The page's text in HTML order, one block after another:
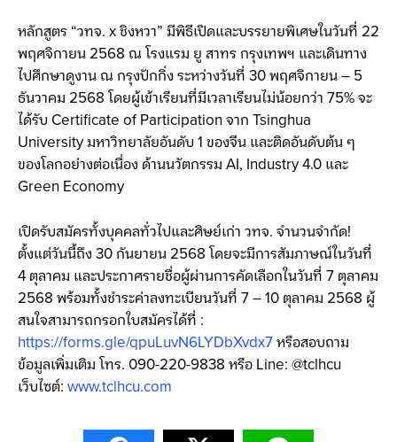
หลักสูตร “วทจ. x ชิงหวา” มีพิธีเปิดและบรรยายพิเศษในวันที่ 22
พฤศจิกายน 2568 ณ โรงแรม ยู สาทร กรุงเทพฯ และเดินทาง
ไปศึกษาดูงาน ณ กรุงปักกิ่ง ระหว่างวันที่ 30 พฤศจิกายน – 5
ธันวาคม 2568 โดยผู้เข้าเรียนที่มีเวลาเรียนไม่น้อยกว่า 75% จะ
ได้รับ Certificate of Participation จาก Tsinghua
University มหาวิทยาลัยอันดับ 1 ของจีน และติดอันดับต้น ๆ
ของโลกอย่างต่อเนื่อง ด้านนวัตกรรม AI, Industry 4.0 และ
Green Economy
เปิดรับสมัครทั้งบุคคลทั่วไปและศิษย์เก่า วทจ. จำนวนจำกัด!
ตั้งแต่วันนี้ถึง 30 กันยายน 2568 โดยจะมีการสัมภาษณ์ในวันที่
4 ตุลาคม และประกาศรายชื่อผู้ผ่านการคัดเลือกในวันที่ 7 ตุลาคม
2568 พร้อมทั้งชำระค่าลงทะเบียนวันที่ 7 – 10 ตุลาคม 2568 ผู้
สนใจสามารถกรอกใบสมัครได้ที่ :
https://forms.gle/qpuLuvN6LYDbXvdx7หรือสอบถาม
ข้อมูลเพิ่มเติม โทร. 090-220-9838 หรือ Line: @tclhcu
เว็บไซต์:www.tclhcu.com